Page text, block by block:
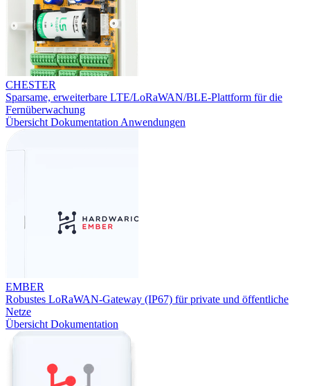
CHESTER
Sparsame, erweiterbare LTE/LoRaWAN/BLE-Plattform für die
Fernüberwachung
Übersicht Dokumentation Anwendungen
EMBER
Robustes LoRaWAN-Gateway (IP67) für private und öffentliche
Netze
Übersicht Dokumentation